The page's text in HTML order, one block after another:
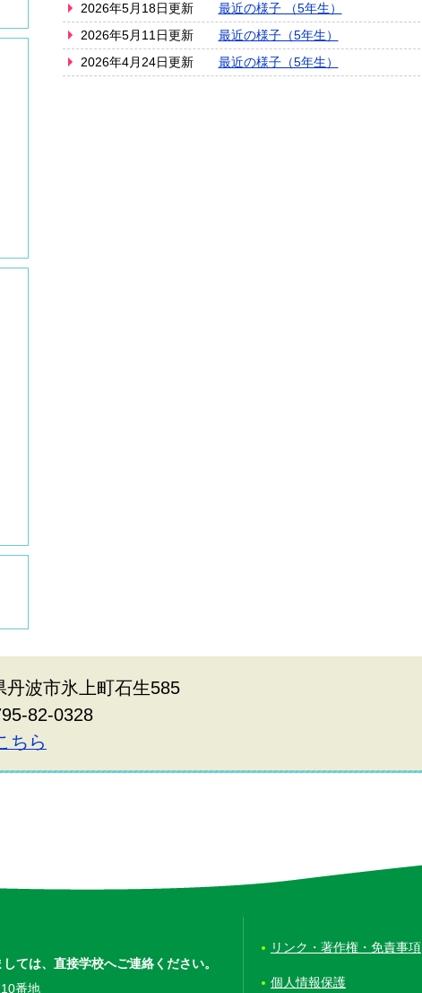
2026年5月18日更新
最近の様子 （5年生）
2026年5月11日更新
最近の様子（5年生）
2026年4月24日更新
最近の様子（5年生）
波市氷上町石生585
82-0328
ちら
ては、 直接学校へご連絡ください。
番地
リンク・著作権・免責事項
個人情報保護